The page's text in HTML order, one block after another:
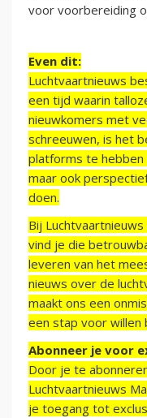
voor voorbereiding
Even dit:
Luchtvaartnieuws
een tijd waarin
nieuwkomers met
schreeuwen, is het
platforms te hebben
maar ook
doen.
Bij
vind je die
leveren van het
nieuws over de
maakt ons een
een stap voor willen
Abonneer je voor
Door je te
Luchtvaartnieuws
je toegang tot